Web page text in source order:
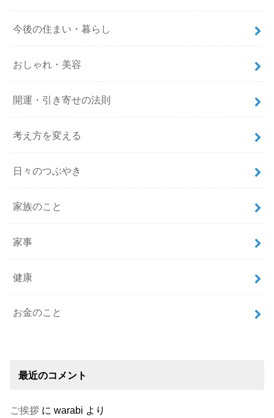
今後の住まい・暮らし
おしゃれ・美容
開運・引き寄せの法則
考え方を変える
日々のつぶやき
家族のこと
家事
健康
お金のこと
最近のコメント
ご挨拶 にwarabi より